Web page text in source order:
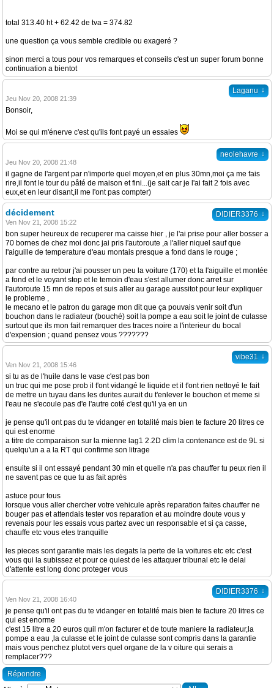
total 313.40 ht + 62.42 de tva = 374.82
une question ça vous semble credible ou exageré ?
sinon merci a tous pour vos remarques et conseils c'est un super forum bonne
continuation a bientot
Laganu ↓
Jeu Nov 20, 2008 21:39
Bonsoir,
Moi se qui m'énerve c'est qu'ils font payé un essaies
neolehavre ↓
Jeu Nov 20, 2008 21:48
il gagne de l'argent par n'importe quel moyen,et en plus 30mn,moi ça me fais
rire,il font le tour du pâté de maison et fini...(je sait car je l'ai fait 2 fois avec
eux,et en leur disant,il me l'ont pas compter)
DIDIER3376 ↓
décidement
Ven Nov 21, 2008 15:22
bon super heureux de recuperer ma caisse hier , je l'ai prise pour aller bosser a
70 bornes de chez moi donc jai pris l'autoroute ,a l'aller niquel sauf que
l'aiguille de temperature d'eau montais presque a fond dans le rouge ;
par contre au retour j'ai pousser un peu la voiture (170) et la l'aiguille et montée
a fond et le voyant stop et le temoin d'eau s'est allumer donc arret sur
l'autoroute 15 mn de repos et suis aller au garage aussitot pour leur expliquer
le probleme ,
le mecano et le patron du garage mon dit que ça pouvais venir soit d'un
bouchon dans le radiateur (bouché) soit la pompe a eau soit le joint de culasse
surtout que ils mon fait remarquer des traces noire a l'interieur du bocal
d'expension ; quand pensez vous ???????
vibe31 ↓
Ven Nov 21, 2008 15:46
si tu as de l'huile dans le vase c'est pas bon
un truc qui me pose prob il t'ont vidangé le liquide et il t'ont rien nettoyé le fait
de mettre un tuyau dans les durites aurait du t'enlever le bouchon et meme si
l'eau ne s'ecoule pas d'e l'autre coté c'est qu'il ya en un
je pense qu'il ont pas du te vidanger en totalité mais bien te facture 20 litres ce
qui est enorme
a titre de comparaison sur la mienne lag1 2.2D clim la contenance est de 9L si
quelqu'un a a la RT qui confirme son litrage
ensuite si il ont essayé pendant 30 min et quelle n'a pas chauffer tu peux rien il
ne savent pas ce que tu as fait après
astuce pour tous
lorsque vous aller chercher votre vehicule après reparation faites chauffer ne
bouger pas et attendais tester vos reparation et au moindre doute vous y
revenais pour les essais vous partez avec un responsable et si ça casse,
chauffe etc vous etes tranquille
les pieces sont garantie mais les degats la perte de la voitures etc etc c'est
vous qui la subissez et pour ce quiest de les attaquer tribunal etc le delai
d'attente est long donc proteger vous
DIDIER3376 ↓
Ven Nov 21, 2008 16:40
je pense qu'il ont pas du te vidanger en totalité mais bien te facture 20 litres ce
qui est enorme
c'est 15 litre a 20 euros quil m'on facturer et de toute maniere la radiateur,la
pompe a eau ,la culasse et le joint de culasse sont compris dans la garantie
mais vous penchez plutot vers quel organe de la v oiture qui serais a
remplacer???
Répondre